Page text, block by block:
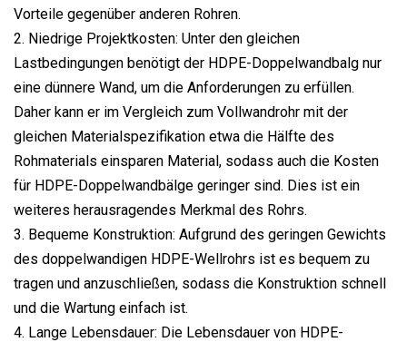
Vorteile gegenüber anderen Rohren.
2. Niedrige Projektkosten: Unter den gleichen
Lastbedingungen benötigt der HDPE-Doppelwandbalg nur
eine dünnere Wand, um die Anforderungen zu erfüllen.
Daher kann er im Vergleich zum Vollwandrohr mit der
gleichen Materialspezifikation etwa die Hälfte des
Rohmaterials einsparen Material, sodass auch die Kosten
für HDPE-Doppelwandbälge geringer sind. Dies ist ein
weiteres herausragendes Merkmal des Rohrs.
3. Bequeme Konstruktion: Aufgrund des geringen Gewichts
des doppelwandigen HDPE-Wellrohrs ist es bequem zu
tragen und anzuschließen, sodass die Konstruktion schnell
und die Wartung einfach ist.
4. Lange Lebensdauer: Die Lebensdauer von HDPE-